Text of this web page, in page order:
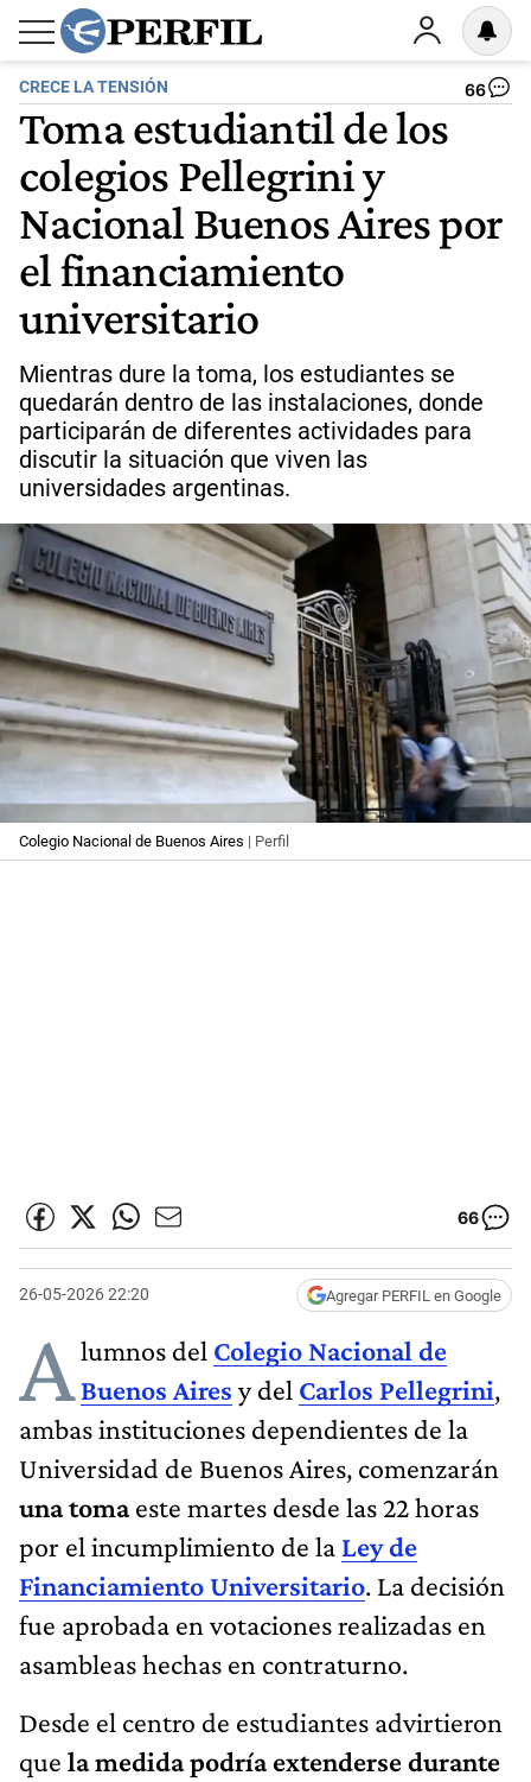
CRECE LA TENSIÓN 66
Toma estudiantil de los
colegios Pellegrini y
Nacional Buenos Aires por
el financiamiento
universitario
Mientras dure la toma, los estudiantes se
quedarán dentro de las instalaciones, donde
participarán de diferentes actividades para
discutir la situación que viven las
universidades argentinas.
Colegio Nacional de Buenos Aires | Perfil
66
26-05-2026 22:20 Agregar PERFIL en Google
Alumnos del Colegio Nacional de
Buenos Aires y del Carlos Pellegrini,
ambas instituciones dependientes de la
Universidad de Buenos Aires, comenzarán
una tomaeste martes desde las 22 horas
por el incumplimiento de la Ley de
Financiamiento Universitario. La decisión
fue aprobada en votaciones realizadas en
asambleas hechas en contraturno.
Desde el centro de estudiantes advirtieron
que la medida podría extenderse durante